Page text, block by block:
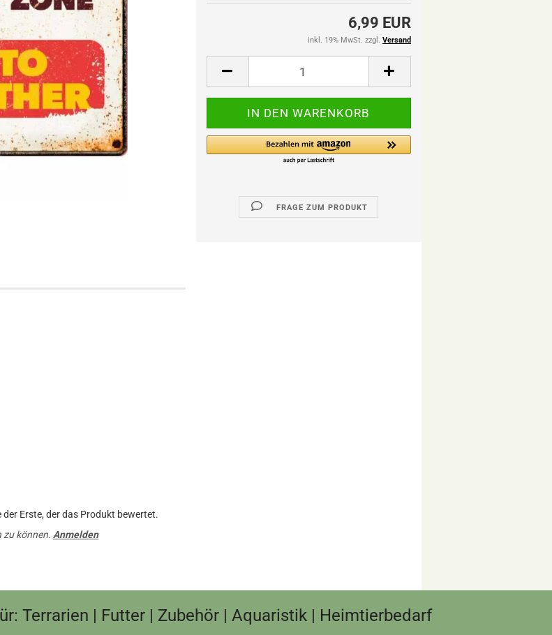
6,99 EUR
inkl. 19% MwSt. zzgl. Versand
FRAGE ZUM PRODUKT
Erste, der das Produkt bewertet.
zu können. Anmelden
Terrarien | Futter | Zubehör | Aquaristik | Heimtierbedarf